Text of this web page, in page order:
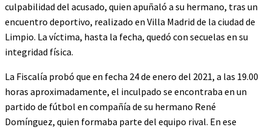
culpabilidad del acusado, quien apuñaló a su hermano, tras un
encuentro deportivo, realizado en Villa Madrid de la ciudad de
Limpio. La víctima, hasta la fecha, quedó con secuelas en su
integridad física.
La Fiscalía probó que en fecha 24 de enero del 2021, a las 19.00
horas aproximadamente, el inculpado se encontraba en un
partido de fútbol en compañía de su hermano René
Domínguez, quien formaba parte del equipo rival. En ese